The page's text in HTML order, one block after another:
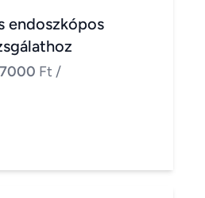
endoszkópos
Ft /